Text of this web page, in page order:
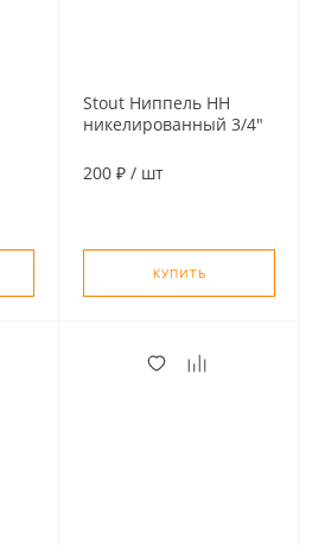
Stout Ниппель HH
никелированный 3/4"
200 ₽ / шт
КУПИТЬ